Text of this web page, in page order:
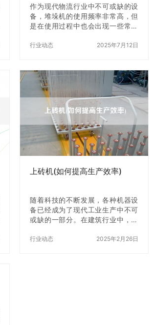
作为现代物流行业中不可或缺的设
备，堆垛机的使用频率非常高，但
是在使用过程中也会出现一些常见
会影响设备的正常使用，甚至会造
助使用者z好地维护和保养设备。
一、堆垛机设备常见故障 1. 起升不
到位 起升不到位是堆垛机设备中比
较常见的故障之一。出现这种情
况，可能是由于起升链条过松或过
紧，导致链条跳齿或链条卡住；也
可能是由于液压泵油量不足或液压
系统漏油，导致起升不到位。 2. 行
走不稳 行走不稳是堆垛机设备中比
行业动态 2025年7月12日
上砖机(如何提高生产效率)
随着科技的不断发展，各种机器设
备已经成为了现代工业生产中不可
或缺的一部分。在建筑行业中，上
它能够大大提高砖块的生产效率。
行业动态 2025年2月26日